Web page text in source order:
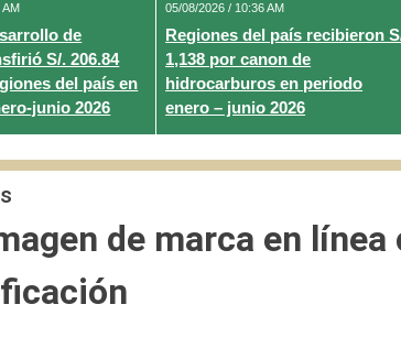
AM
de
S/. 206.84
del país en
junio 2026
05/08/2026 / 10:36 AM
Regiones del país recibieron
1,138 por canon de
hidrocarburos en periodo
enero – junio 2026
de marca en línea